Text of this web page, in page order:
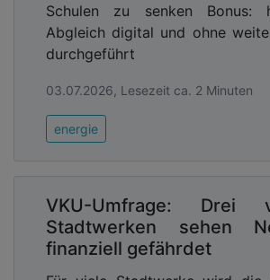
Schulen zu senken Bonus:
Abgleich digital und ohne
durchgeführt
03.07.2026, Lesezeit ca. 2 Minuten
energie
VKU-Umfrage: Drei
Stadtwerken sehen
finanziell gefährdet